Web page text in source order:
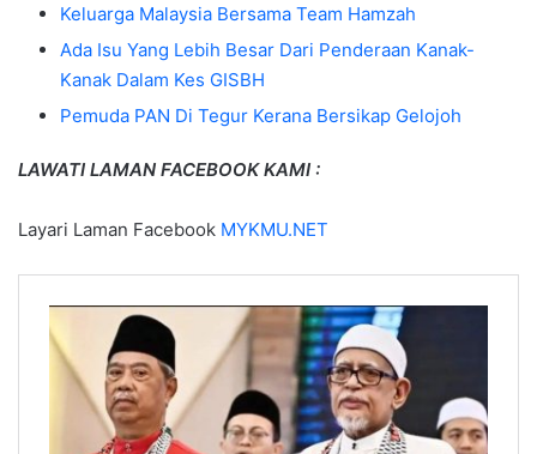
Keluarga Malaysia Bersama Team Hamzah
Ada Isu Yang Lebih Besar Dari Penderaan Kanak-
Kanak Dalam Kes GISBH
Pemuda PAN Di Tegur Kerana Bersikap Gelojoh
LAWATI LAMAN FACEBOOK KAMI :
Layari Laman Facebook MYKMU.NET